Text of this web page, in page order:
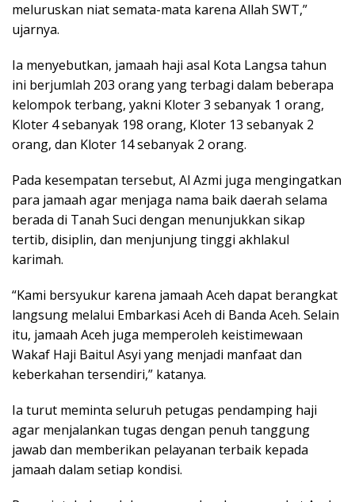
meluruskan niat semata-mata karena Allah SWT,”
ujarnya.
Ia menyebutkan, jamaah haji asal Kota Langsa tahun
ini berjumlah 203 orang yang terbagi dalam beberapa
kelompok terbang, yakni Kloter 3 sebanyak 1 orang,
Kloter 4 sebanyak 198 orang, Kloter 13 sebanyak 2
orang, dan Kloter 14 sebanyak 2 orang.
Pada kesempatan tersebut, Al Azmi juga mengingatkan
para jamaah agar menjaga nama baik daerah selama
berada di Tanah Suci dengan menunjukkan sikap
tertib, disiplin, dan menjunjung tinggi akhlakul
karimah.
“Kami bersyukur karena jamaah Aceh dapat berangkat
langsung melalui Embarkasi Aceh di Banda Aceh. Selain
itu, jamaah Aceh juga memperoleh keistimewaan
Wakaf Haji Baitul Asyi yang menjadi manfaat dan
keberkahan tersendiri,” katanya.
Ia turut meminta seluruh petugas pendamping haji
agar menjalankan tugas dengan penuh tanggung
jawab dan memberikan pelayanan terbaik kepada
jamaah dalam setiap kondisi.